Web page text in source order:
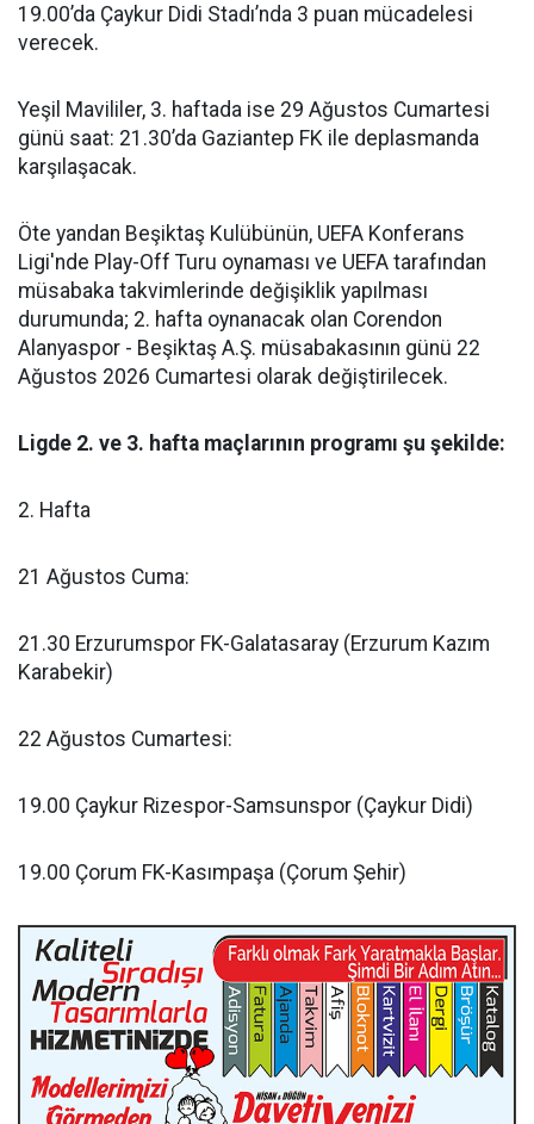
19.00’da Çaykur Didi Stadı’nda 3 puan mücadelesi
verecek.
Yeşil Mavililer, 3. haftada ise 29 Ağustos Cumartesi
günü saat: 21.30’da Gaziantep FK ile deplasmanda
karşılaşacak.
Öte yandan Beşiktaş Kulübünün, UEFA Konferans
Ligi'nde Play-Off Turu oynaması ve UEFA tarafından
müsabaka takvimlerinde değişiklik yapılması
durumunda; 2. hafta oynanacak olan Corendon
Alanyaspor - Beşiktaş A.Ş. müsabakasının günü 22
Ağustos 2026 Cumartesi olarak değiştirilecek.
Ligde 2. ve 3. hafta maçlarının programı şu şekilde:
2. Hafta
21 Ağustos Cuma:
21.30 Erzurumspor FK-Galatasaray (Erzurum Kazım
Karabekir)
22 Ağustos Cumartesi:
19.00 Çaykur Rizespor-Samsunspor (Çaykur Didi)
19.00 Çorum FK-Kasımpaşa (Çorum Şehir)